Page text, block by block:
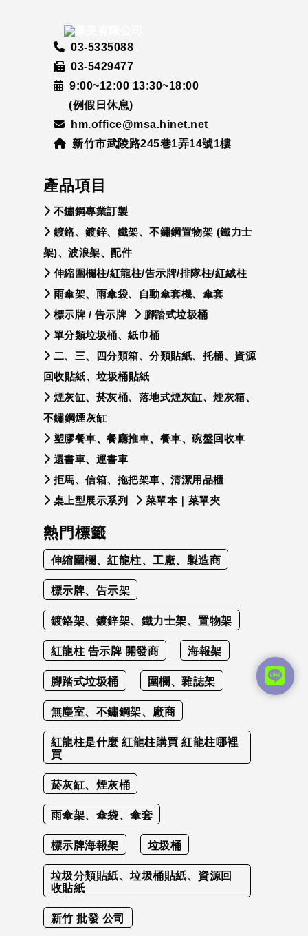
03-5335088
03-5429477
9:00~12:00 13:30~18:00
(例假日休息)
hm.office@msa.hinet.net
新竹市武陵路245巷1弄14號1樓
產品項目
不鏽鋼專業訂製
鍍鉻、鍍鋅、鐵架、不鏽鋼置物架 (鐵力士
架)、波浪架、配件
伸縮圍欄柱/紅龍柱/告示牌/排隊柱/紅絨柱
雨傘架、雨傘袋、自動傘套機、傘套
標示牌 / 告示牌
腳踏式垃圾桶
單分類垃圾桶、紙巾桶
二、三、四分類箱、分類貼紙、托桶、資源
回收貼紙、垃圾桶貼紙
煙灰缸、菸灰桶、落地式煙灰缸、煙灰箱、
不鏽鋼煙灰缸
塑膠餐車、餐廳推車、餐車、碗盤回收車
還書車、運書車
拒馬、信箱、拖把架車、清潔用品櫃
桌上型展示系列
菜單本｜菜單夾
熱門標籤
伸縮圍欄、紅龍柱、工廠、製造商
標示牌、告示架
鍍鉻架、鍍鋅架、鐵力士架、置物架
紅龍柱 告示牌 開發商 海報架
腳踏式垃圾桶 圍欄、雜誌架
無塵室、不鏽鋼架、廠商
紅龍柱是什麼 紅龍柱購買 紅龍柱哪裡
買
菸灰缸、煙灰桶
雨傘架、傘袋、傘套
標示牌海報架 垃圾桶
垃圾分類貼紙、垃圾桶貼紙、資源回
收貼紙
新竹 批發 公司